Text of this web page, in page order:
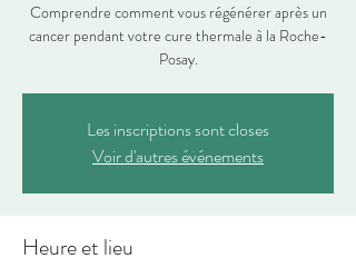
Comprendre comment vous régénérer après un
cancer pendant votre cure thermale à la Roche-
Posay.
Les inscriptions sont closes
Voir d'autres événements
Heure et lieu